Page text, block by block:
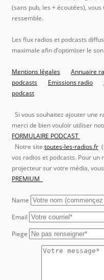
(sans pub, les + écoutées),
ressemble.
Les flux radios et podcasts
maximale afin d’optimiser le
Mentions légales Annuaire
podcasts
Emissions radio
podcast
Si vous souhaitez ajouter une
merci de bien vouloir utiliser
FORMULAIRE PODCAST
Notre site toutes-les-radios.fr
vos radios et podcasts. Pour
projecteur sur votre média,
PREMIUM
Name
Email
Piege